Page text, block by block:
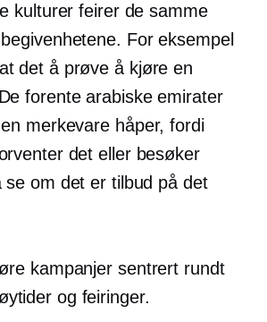
kulturer feirer de samme
For eksempel
det å prøve å kjøre en
forente arabiske emirater
merkevare håper, fordi
det eller besøker
se om det er tilbud på det
kampanjer sentrert rundt
og feiringer.